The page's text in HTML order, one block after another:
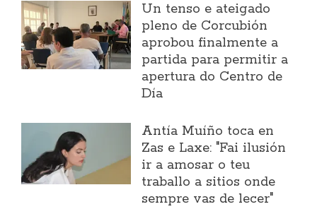
Un tenso e ateigado
pleno de Corcubión
aprobou finalmente a
partida para permitir a
apertura do Centro de
Día
Antía Muíño toca en
Zas e Laxe: "Fai ilusión
ir a amosar o teu
traballo a sitios onde
sempre vas de lecer"